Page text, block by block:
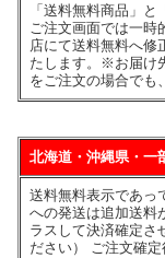
「送料無料商品」
ご注文画面では一時
店にて送料無料へ修
たします。※お届け
をご注文の場合でも
北海道・沖縄県・一
送料無料表示であっ
への発送は追加送料
ラスして決済確定さ
ださい） ご注文確